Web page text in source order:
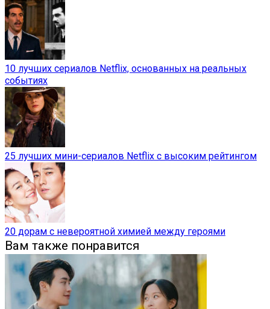
10 лучших сериалов Netflix, основанных на реальных
событиях
25 лучших мини-сериалов Netflix с высоким рейтингом
20 дорам с невероятной химией между героями
Вам также понравится